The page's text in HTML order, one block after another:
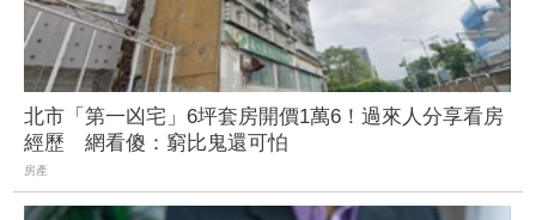
北市「第一凶宅」6坪套房開價1萬6！過來人分享看房
經歷 網看傻：窮比鬼還可怕
房產